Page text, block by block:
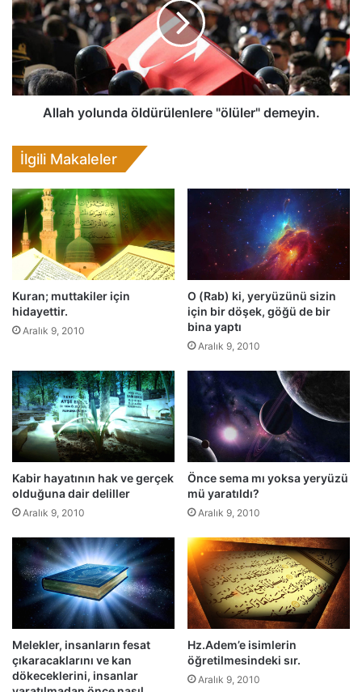
a
h
o
l
u
a
d
ü
ü
n
l
e
"
ö
l
ü
r
"
d
e
m
n
.
Allah yolunda öldürülenlere "ölüler" demeyin.
İlgili Makaleler
Kuran; muttakiler için
hidayettir.
Aralık 9, 2010
O (Rab) ki, yeryüzünü sizin
için bir döşek, göğü de bir
bina yaptı
Aralık 9, 2010
Kabir hayatının hak ve gerçek
olduğuna dair deliller
Aralık 9, 2010
Önce sema mı yoksa yeryüzü
mü yaratıldı?
Aralık 9, 2010
Melekler, insanların fesat
çıkaracaklarını ve kan
dökeceklerini, insanlar
Hz.Adem’e isimlerin
öğretilmesindeki sır.
Aralık 9, 2010